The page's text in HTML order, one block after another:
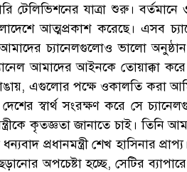
টেলিভিশনের যাত্রা শুরু। বর্তমানে
আত্মপ্রকাশ করেছে। এসব
চ্যানেলগুলোও ভালো
আমাদের আইনকে তোয়াক্কা
এগুলোর পক্ষে ওকালতি করা
স্বার্থ সংরক্ষণ করে সে
কৃতজ্ঞতা জানাতে চাই।
প্রধানমন্ত্রী শেখ হাসিনার
ছড়ানোর অপচেষ্টা হচ্ছে, সেটির